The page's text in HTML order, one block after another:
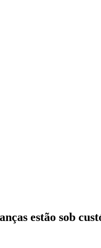
estão sob